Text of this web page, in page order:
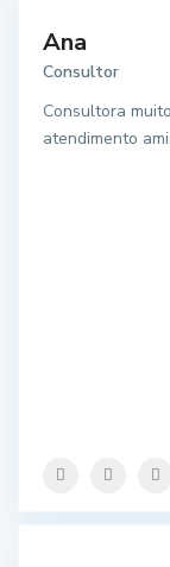
Ana
Consultor
Consultora
atendimento